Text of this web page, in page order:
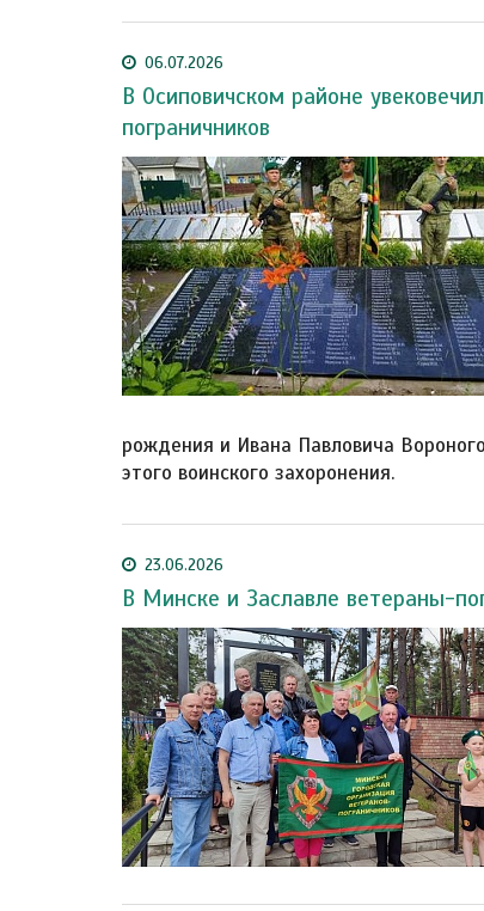
06.07.2026
В Осиповичском районе
пограничников
рождения и Ивана Павловича
этого воинского захоронения.
23.06.2026
В Минске и Заславле ветераны-